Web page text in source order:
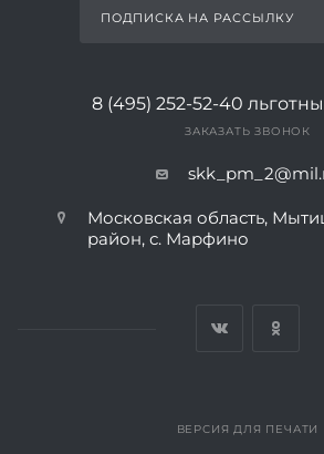
ПОДПИСКА НА РАССЫЛКУ
8 (495) 252-52-40
ЗАКАЗАТЬ ЗВОНОК
Московская область,
район, с. Марфино
ВЕРСИЯ ДЛЯ ПЕЧАТИ